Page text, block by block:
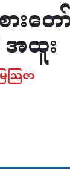
တေ
ထူး
သြဇာ